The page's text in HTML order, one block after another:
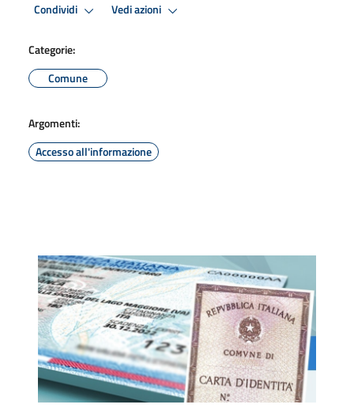
Condividi Vedi azioni
Categorie:
Comune
Argomenti:
Accesso all'informazione